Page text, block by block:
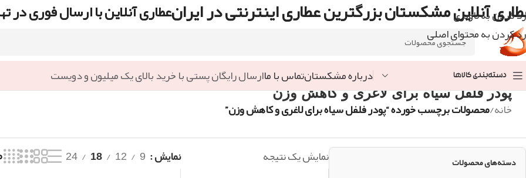
رد کردن به ناوبری
رد کردن به محتوای اصلی
آنلاین مشکستان بزرگترین عطاری اینترنتی در ایرانعطاری آنلاین با ارسال فوری در
دسته‌بندی کالاها درباره مشکستانتماس با ماارسال رایگان پستی با خرید بالای یک میلیون و دویست
پودر فلفل سیاه برای لاغری و کاهش وزن
خانه/محصولات برچسب خورده “پودر فلفل سیاه برای لاغری و کاهش وزن”
دسته‌های محصولات نمایش یک نتیجه نمایش 9
12
18
24